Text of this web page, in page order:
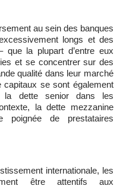
au sein des banques
longs et des
que la plupart d’entre eux
et se concentrer sur des
qualité dans leur marché
capitaux se sont également
la dette senior dans les
la dette mezzanine
poignée de prestataires
être attentifs aux